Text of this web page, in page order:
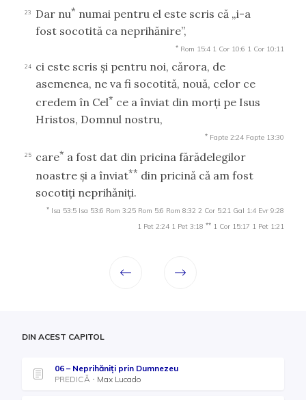
23 Dar nu* numai pentru el este scris că „i-a
fost socotită ca neprihănire”,
* Rom 15:4 1 Cor 10:6 1 Cor 10:11
24
ci este scris şi pentru noi, cărora, de
asemenea, ne va fi socotită, nouă, celor ce
credem în Cel* ce a înviat din morţi pe Isus
Hristos, Domnul nostru,
* Fapte 2:24 Fapte 13:30
25 care* a fost dat din pricina fărădelegilor
noastre şi a înviat** din pricină că am fost
socotiţi neprihăniţi.
* Isa 53:5 Isa 53:6 Rom 3:25 Rom 5:6 Rom 8:32 2 Cor 5:21 Gal 1:4 Evr 9:28
1 Pet 2:24 1 Pet 3:18 ** 1 Cor 15:17 1 Pet 1:21
DIN ACEST CAPITOL
06 – Neprihăniţi prin Dumnezeu
PREDICĂ
Max Lucado